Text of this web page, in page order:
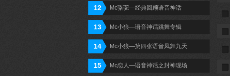
12 Mc骆驼—经典回顾语音神话
13 Mc小狼—语音神话跳舞专辑
14 Mc小狼—第四张语音凤舞九天
15 Mc恋人—语音神话之封神现场